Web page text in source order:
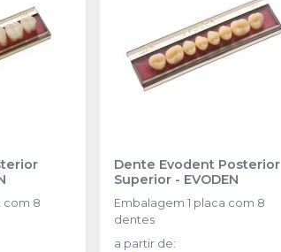
com 8
Dente Evodent Posterior
Superior- EVODEN
Embalagem 1 placa com 8
dentes
a partir de: